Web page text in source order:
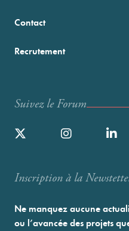
Contact
Recrutement
Suivez le Forum
Inscription à la
Ne manquez aucune
ou l’avancée des projets